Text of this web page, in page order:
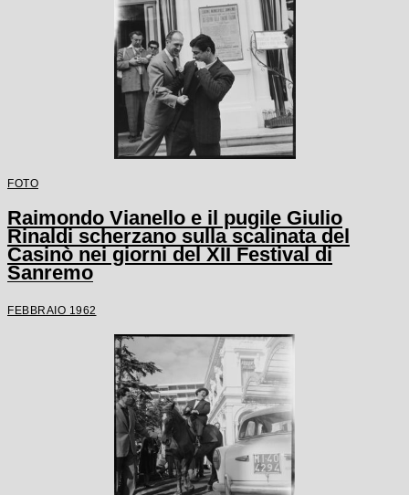
FOTO
Raimondo Vianello e il pugile Giulio
Rinaldi scherzano sulla scalinata del
Casinò nei giorni del XII Festival di
Sanremo
FEBBRAIO 1962